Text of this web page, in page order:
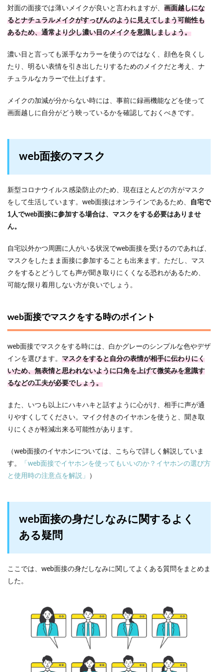
対面の面接では薄いメイクが良いと言われますが、 画面越しにな
るとナチュラルメイクがすっぴんのように見えてしまう可能性も
あるため、通常より少し濃い目のメイクを意識しましょう。
濃い目と言っても派手なカラーを使うのではなく、顔色を良くし
たり、明るい表情を引き出したりするためのメイクだと考え、ナ
チュラルなカラーで仕上げます。
メイクの加減が分からない時には、事前に録画機能などを使って
画面越しに自分がどう映っているかを確認しておくべきです。
web面接のマスク
新型コロナウイルス感染防止のため、現在ほとんどの方がマスク
をして生活しています。web面接はオンラインであるため、
自宅で
1人でweb面接に参加する場合は、マスクをする必要はありませ
ん。
自宅以外かつ周囲に人がいる状況でweb面接を受けるのであれば、
マスクをしたまま面接に参加することも出来ます。ただし、マス
クをするとどうしても声が聞き取りにくくなる恐れがあるため、
可能な限り着用しない方が良いでしょう。
web面接でマスクをする時のポイント
web面接でマスクをする時には、白かグレーのシンプルな色やデザ
インを選びます。 マスクをすると自分の表情が相手に伝わりにく
いため、無表情と思われないように口角を上げて微笑みを意識す
るなどの工夫が必要でしょう。
また、いつも以上にハキハキと話すように心がけ、相手に声が通
りやすくしてください。マイク付きのイヤホンを使うと、聞き取
りにくさが軽減出来る可能性があります。
（web面接のイヤホンについては、こちらで詳しく解説していま
す。
「web面接でイヤホンを使ってもいいのか？イヤホンの選び方
と使用時の注意点を解説」
）
web面接の身だしなみに関するよく
ある疑問
ここでは、web面接の身だしなみに関してよくある質問をまとめま
した。